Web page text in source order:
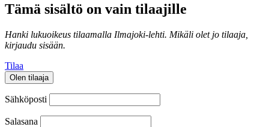
Tämä sisältö on vain tilaajille
Hanki lukuoikeus tilaamalla Ilmajoki-lehti. Mikäli olet jo tilaaja,
kirjaudu sisään.
Tilaa
Olen tilaaja
Sähköposti
Salasana